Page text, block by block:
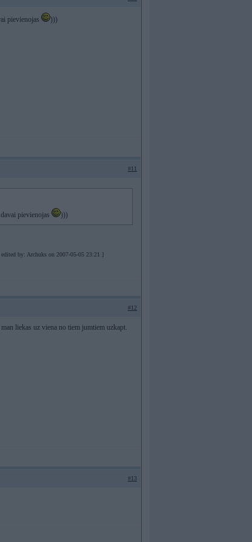
pievienojas )))
#11
pievienojas
)))
edited by: Archuks on 2007-05-05 23:21 ]
#12
liekas uz viena no tiem jumtiem uzkapt.
#13